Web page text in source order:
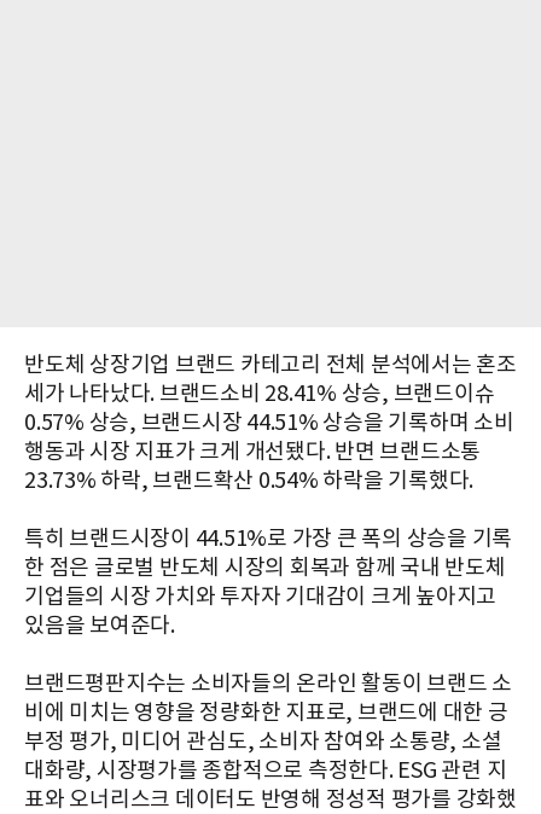
반도체 상장기업 브랜드 카테고리 전체 분석에서는 혼조
세가 나타났다. 브랜드소비 28.41% 상승, 브랜드이슈
0.57% 상승, 브랜드시장 44.51% 상승을 기록하며 소비
행동과 시장 지표가 크게 개선됐다. 반면 브랜드소통
23.73% 하락, 브랜드확산 0.54% 하락을 기록했다.
특히 브랜드시장이 44.51%로 가장 큰 폭의 상승을 기록
한 점은 글로벌 반도체 시장의 회복과 함께 국내 반도체
기업들의 시장 가치와 투자자 기대감이 크게 높아지고
있음을 보여준다.
브랜드평판지수는 소비자들의 온라인 활동이 브랜드 소
비에 미치는 영향을 정량화한 지표로, 브랜드에 대한 긍
부정 평가, 미디어 관심도, 소비자 참여와 소통량, 소셜
대화량, 시장평가를 종합적으로 측정한다. ESG 관련 지
표와 오너리스크 데이터도 반영해 정성적 평가를 강화했